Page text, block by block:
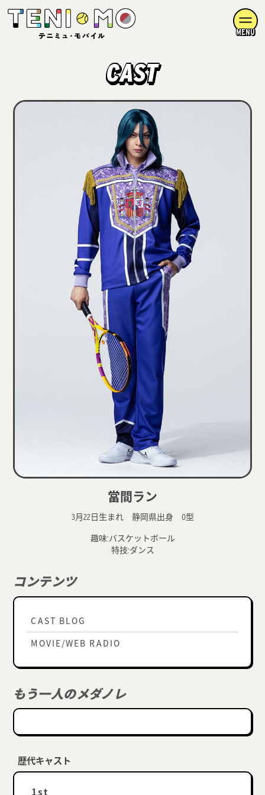
MENU
CAST
當間ラン
3月22日生まれ 静岡県出身 O型
趣味:バスケットボール
特技:ダンス
コンテンツ
CAST BLOG
MOVIE/WEB RADIO
もう一人のメダノレ
歴代キャスト
1st